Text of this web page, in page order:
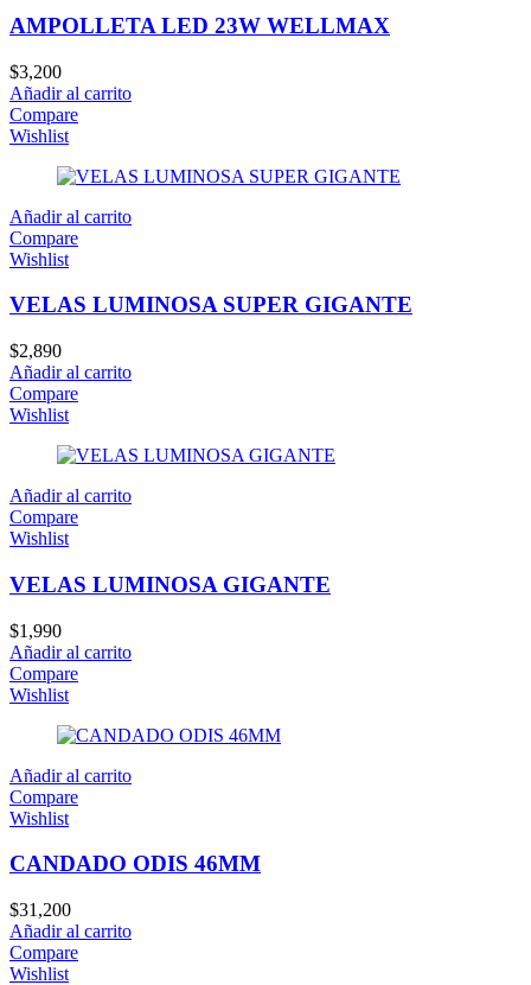
AMPOLLETA LED 23W WELLMAX
$3,200
Añadir al carrito
Compare
Wishlist
Añadir al carrito
Compare
Wishlist
VELAS LUMINOSA SUPER GIGANTE
$2,890
Añadir al carrito
Compare
Wishlist
Añadir al carrito
Compare
Wishlist
VELAS LUMINOSA GIGANTE
$1,990
Añadir al carrito
Compare
Wishlist
Añadir al carrito
Compare
Wishlist
CANDADO ODIS 46MM
$31,200
Añadir al carrito
Compare
Wishlist